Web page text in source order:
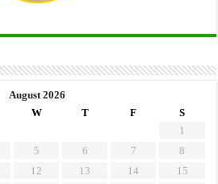
August 2026
W T F
S
1
5 6 7
8
12 13 14
15